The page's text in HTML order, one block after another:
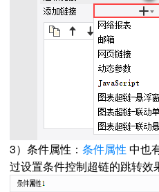
3）条件属性： 条件属性 中也
过设置条件控制超链的跳转效